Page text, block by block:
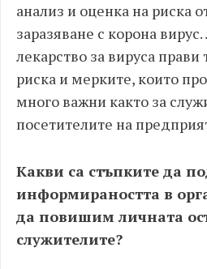
анализ и оценка на риска
заразяване с корона
лекарство за вируса прави
риска и мерките, които
много важни както за
посетителите на
Какви са стъпките да
информираността в
да повишим личната
служителите?